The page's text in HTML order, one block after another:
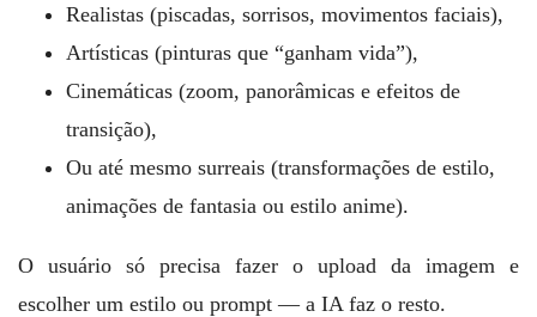
Realistas (piscadas, sorrisos, movimentos faciais),
Artísticas (pinturas que “ganham vida”),
Cinemáticas (zoom, panorâmicas e efeitos de
transição),
Ou até mesmo surreais (transformações de estilo,
animações de fantasia ou estilo anime).
O usuário só precisa fazer o upload da imagem e
escolher um estilo ou prompt — a IA faz o resto.